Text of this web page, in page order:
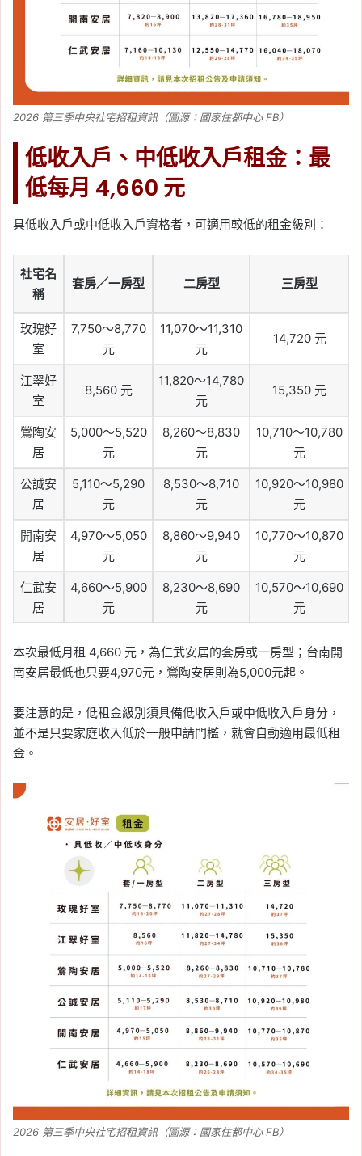
2026 第三季中央社宅招租資訊（圖源：國家住都中心 FB）
低收入戶、中低收入戶租金：最
低每月 4,660 元
具低收入戶或中低收入戶資格者，可適用較低的租金級別：
社宅名
稱
套房／一房型 二房型 三房型
玫瑰好
室
7,750～8,770
元
11,070～11,310
元
14,720 元
江翠好
室
8,560 元
11,820～14,780
元
15,350 元
鶯陶安
居
5,000～5,520
元
8,260～8,830
元
10,710～10,780
元
公誠安
居
5,110～5,290
元
8,530～8,710
元
10,920～10,980
元
開南安
居
4,970～5,050
元
8,860～9,940
元
10,770～10,870
元
仁武安
居
4,660～5,900
元
8,230～8,690
元
10,570～10,690
元
本次最低月租 4,660 元，為仁武安居的套房或一房型；台南開
南安居最低也只要4,970元，鶯陶安居則為5,000元起。
要注意的是，低租金級別須具備低收入戶或中低收入戶身分，
並不是只要家庭收入低於一般申請門檻，就會自動適用最低租
金。
2026 第三季中央社宅招租資訊（圖源：國家住都中心 FB）